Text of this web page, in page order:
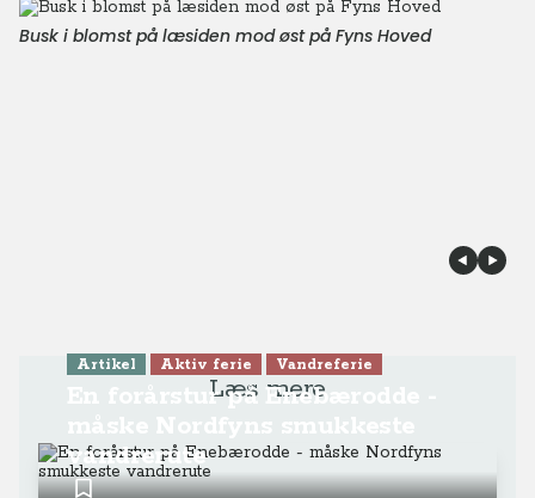
Busk i blomst på læsiden mod øst på Fyns Hoved
Læs mere
Artikel Aktiv ferie Vandreferie
En forårstur på Enebærodde -
vandrerute